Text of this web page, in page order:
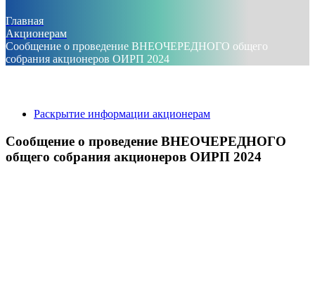
Главная
Акционерам
Сообщение о проведение ВНЕОЧЕРЕДНОГО общего
собрания акционеров ОИРП 2024
Раскрытие информации акционерам
Сообщение о проведение ВНЕОЧЕРЕДНОГО
общего собрания акционеров ОИРП 2024